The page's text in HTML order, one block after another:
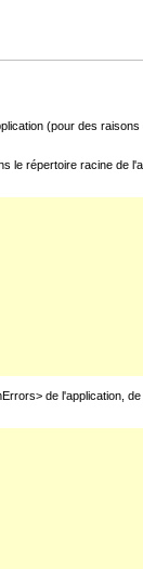
(pour des
répertoire racine de
de l'application,